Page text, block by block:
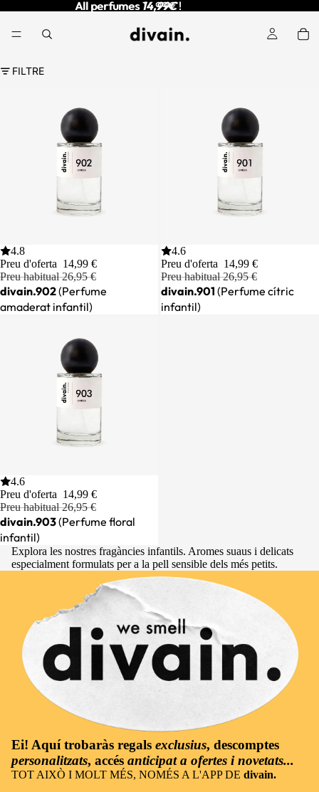
All perfumes14,99€!
All perfumes 14,99€ !
FILTRE
44% off
AFEGIR
4.8
Preu d'oferta 14,99 €
Preu habitual26,95 €
divain.902(Perfume
amaderat infantil)
44% off
4.6
Preu d'oferta 14,99 €
Preu habitual26,95 €
divain.901 (Perfume cítric
infantil)
44% off
4.6
Preu d'oferta 14,99 €
Preu habitual26,95 €
divain.903(Perfume floral
infantil)
Explora les nostres fragàncies infantils. Aromes suaus i delicats
especialment formulats per a la pell sensible dels més petits.
Ei! Aquí trobaràs regals exclusius, descomptes
personalitzats, accés anticipat a ofertes i novetats...
TOT AIXÒ I MOLT MÉS, NOMÉS A L'APP DE divain.